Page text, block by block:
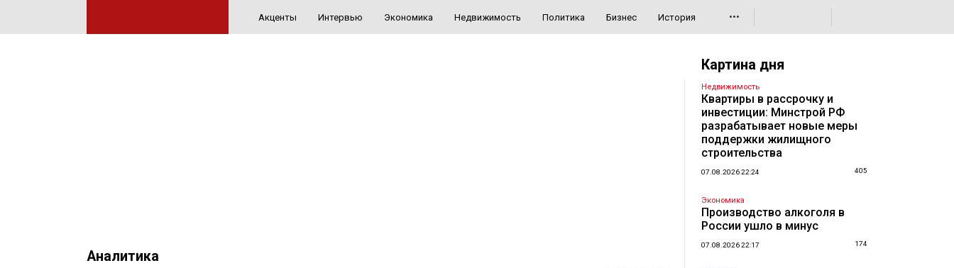
Акценты Интервью Экономика Недвижимость Политика Бизнес История •••
Аналитика
Картина дня
Недвижимость
Квартиры в рассрочку и
инвестиции: Минстрой РФ
разрабатывает новые меры
поддержки жилищного
строительства
07.08.2026 22:24 405
Экономика
Производство алкоголя в
России ушло в минус
07.08.2026 22:17 174